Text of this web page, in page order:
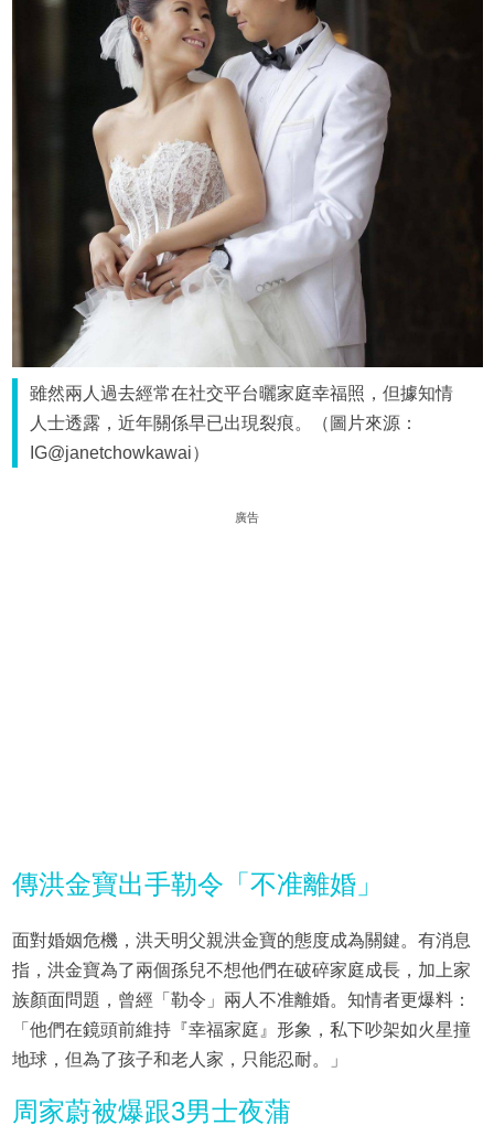
雖然兩人過去經常在社交平台曬家庭幸福照，但據知情
人士透露，近年關係早已出現裂痕。（圖片來源：
IG@janetchowkawai）
廣告
傳洪金寶出手勒令「不准離婚」
面對婚姻危機，洪天明父親洪金寶的態度成為關鍵。有消息
指，洪金寶為了兩個孫兒不想他們在破碎家庭成長，加上家
族顏面問題，曾經「勒令」兩人不准離婚。知情者更爆料：
「他們在鏡頭前維持『幸福家庭』形象，私下吵架如火星撞
地球，但為了孩子和老人家，只能忍耐。」
周家蔚被爆跟3男士夜蒲